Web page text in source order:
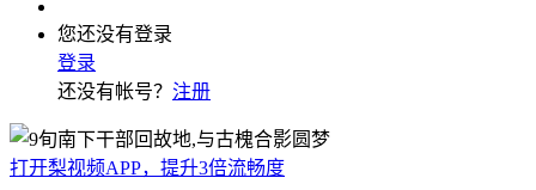
您还没有登录
登录
还没有帐号？ 注册
打开梨视频APP，提升3倍流畅度